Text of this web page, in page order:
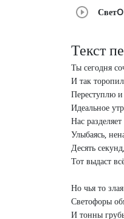
Текст
Ты сегодня
И так
Переступлю
Идеальное
Нас
Улыбаясь,
Десять
Тот выдаст
Но чья то
Светофоры
И тонны